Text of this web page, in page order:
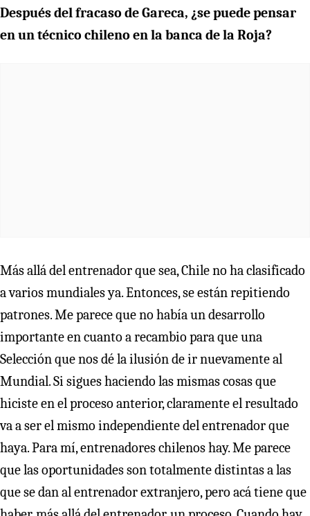
Después del fracaso de Gareca, ¿se puede pensar
en un técnico chileno en la banca de la Roja?
Más allá del entrenador que sea, Chile no ha clasificado
a varios mundiales ya. Entonces, se están repitiendo
patrones. Me parece que no había un desarrollo
importante en cuanto a recambio para que una
Selección que nos dé la ilusión de ir nuevamente al
Mundial. Si sigues haciendo las mismas cosas que
hiciste en el proceso anterior, claramente el resultado
va a ser el mismo independiente del entrenador que
haya. Para mí, entrenadores chilenos hay. Me parece
que las oportunidades son totalmente distintas a las
que se dan al entrenador extranjero, pero acá tiene que